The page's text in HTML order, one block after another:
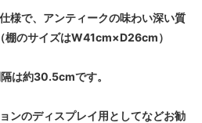
様で、アンティークの味わい深い質
棚のサイズはW41cm×D26cm）
は約30.5cmです。
ンのディスプレイ用としてなどお勧